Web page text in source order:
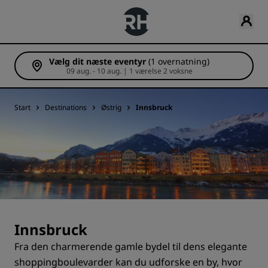
Vælg dit næste eventyr (1 overnatning)
09 aug. - 10 aug. | 1 værelse 2 voksne
Start Destinations Østrig Innsbruck
Innsbruck
Fra den charmerende gamle bydel til dens elegante
shoppingboulevarder kan du udforske en by, hvor